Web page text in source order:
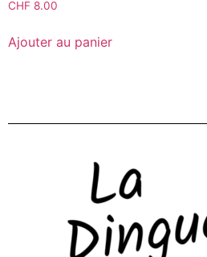
CHF 8.00
Ajouter au panier